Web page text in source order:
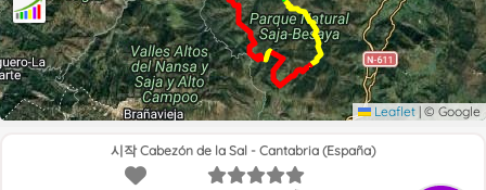
Leaflet | © Google
시작 Cabezón de la Sal - Cantabria (España)